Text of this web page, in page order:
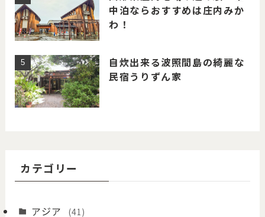
中泊ならおすすめは庄内みか
わ！
自炊出来る波照間島の綺麗な
民宿うりずん家
カテゴリー
アジア (41)